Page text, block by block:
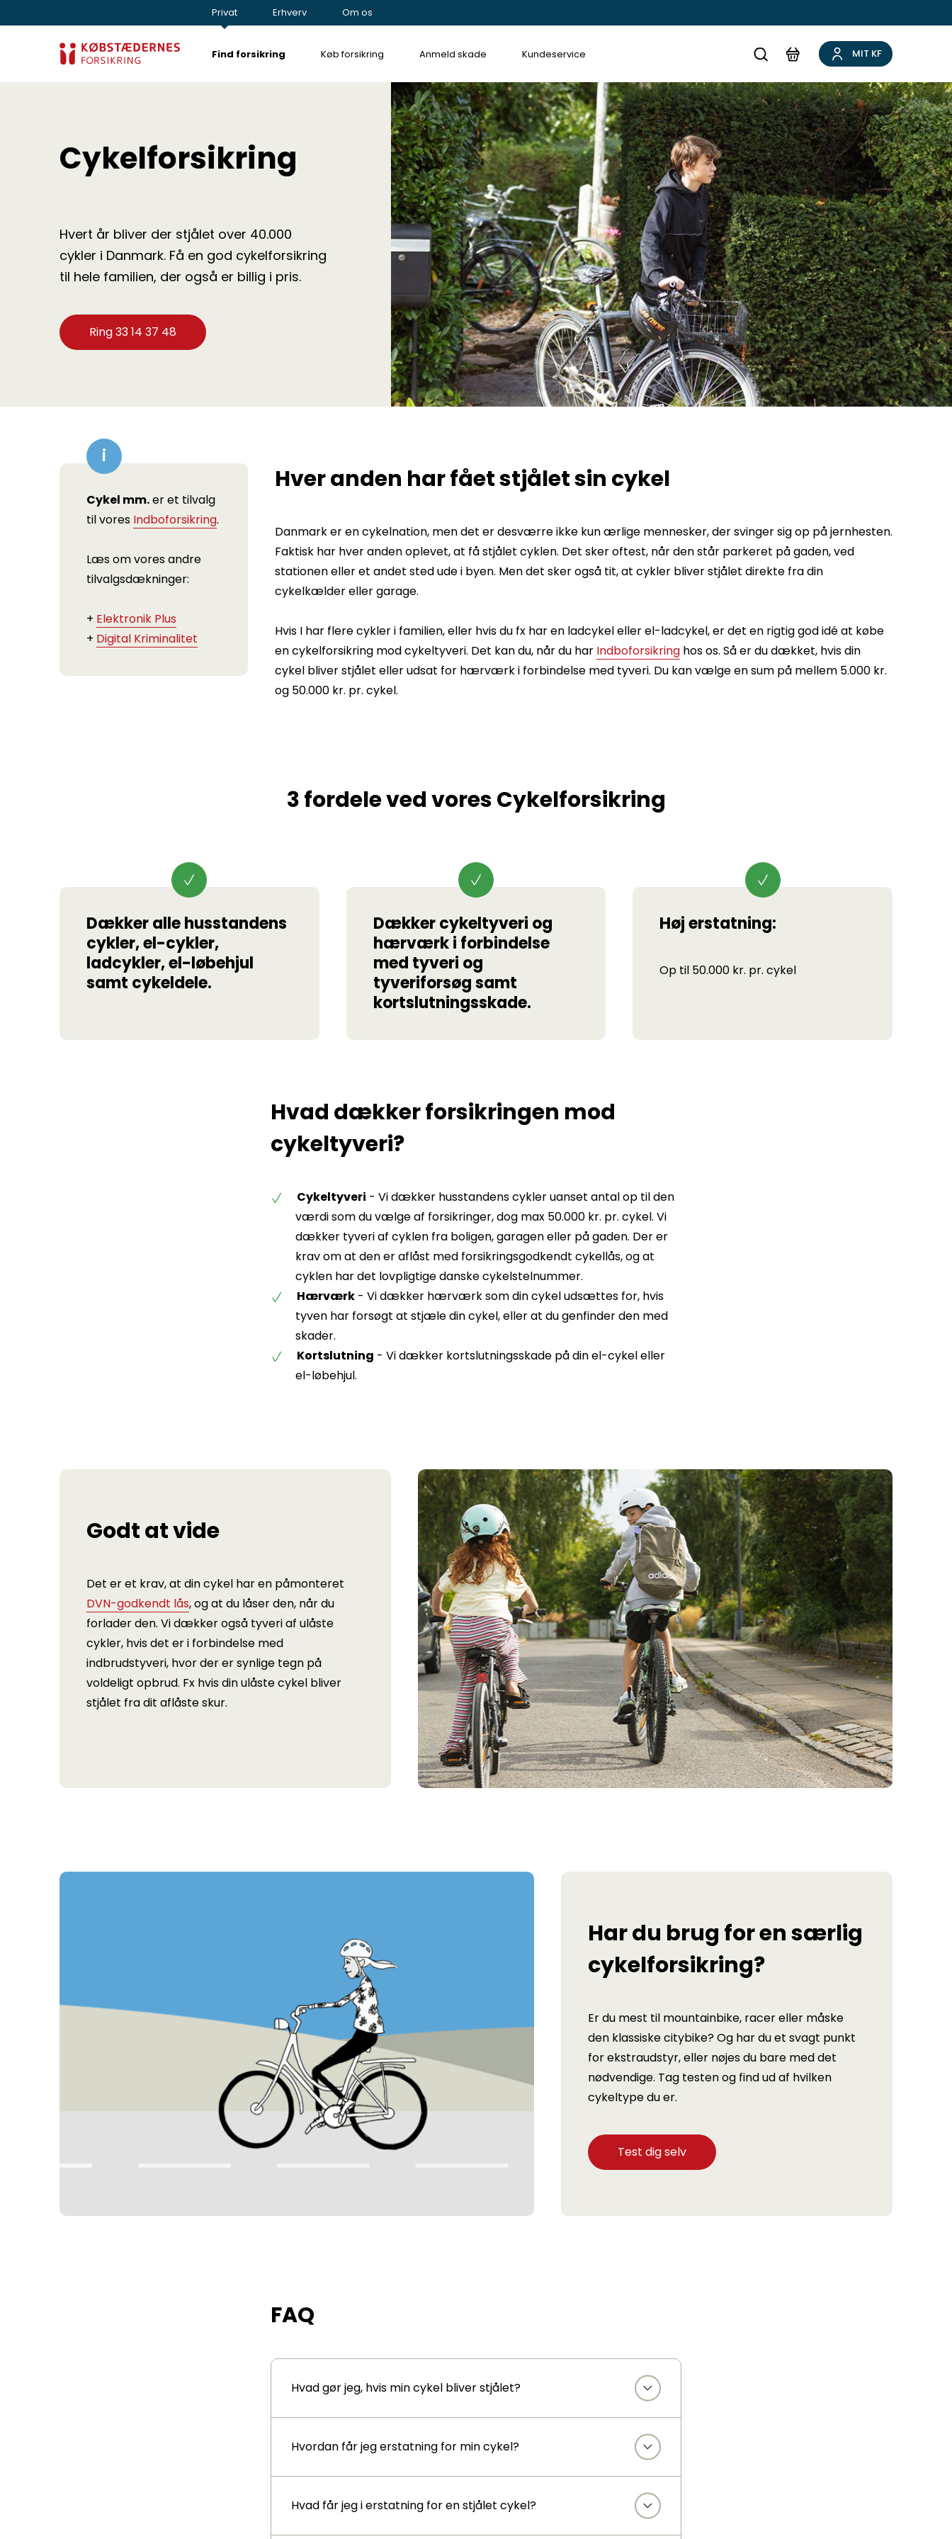
Privat Erhverv Om os
Find forsikring Køb forsikring Anmeld skade Kundeservice MIT KF
Cykelforsikring
Hvert år bliver der stjålet over 40.000
cykler i Danmark. Få en god cykelforsikring
til hele familien, der også er billig i pris.
Ring 33 14 37 48
Cykel mm.er et tilvalg
til vores Indboforsikring.
Læs om vores andre
tilvalgsdækninger:
+ Elektronik Plus
+ Digital Kriminalitet
Hver anden har fået stjålet sin cykel
Danmark er en cykelnation, men det er desværre ikke kun ærlige mennesker, der svinger sig op på jernhesten.
Faktisk har hver anden oplevet, at få stjålet cyklen. Det sker oftest, når den står parkeret på gaden, ved
stationen eller et andet sted ude i byen. Men det sker også tit, at cykler bliver stjålet direkte fra din
cykelkælder eller garage.
Hvis I har flere cykler i familien, eller hvis du fx har en ladcykel eller el-ladcykel, er det en rigtig god idé at købe
en cykelforsikring mod cykeltyveri. Det kan du, når du har Indboforsikringhos os. Så er du dækket, hvis din
cykel bliver stjålet eller udsat for hærværk i forbindelse med tyveri. Du kan vælge en sum på mellem 5.000 kr.
og 50.000 kr. pr. cykel.
3 fordele ved vores Cykelforsikring
Dækker alle husstandens
cykler, el-cykler,
ladcykler, el-løbehjul
samt cykeldele.
Dækker cykeltyveri og
hærværk i forbindelse
med tyveri og
tyveriforsøg samt
kortslutningsskade.
Høj erstatning:
Op til 50.000 kr. pr. cykel
Hvad dækker forsikringen mod
cykeltyveri?
Cykeltyveri - Vi dækker husstandens cykler uanset antal op til den
værdi som du vælge af forsikringer, dog max 50.000 kr. pr. cykel. Vi
dækker tyveri af cyklen fra boligen, garagen eller på gaden. Der er
krav om at den er aflåst med forsikringsgodkendt cykellås, og at
cyklen har det lovpligtige danske cykelstelnummer.
Hærværk - Vi dækker hærværk som din cykel udsættes for, hvis
tyven har forsøgt at stjæle din cykel, eller at du genfinder den med
skader.
Kortslutning - Vi dækker kortslutningsskade på din el-cykel eller
el-løbehjul.
Godt at vide
Det er et krav, at din cykel har en påmonteret
DVN-godkendt lås, og at du låser den, når du
forlader den. Vi dækker også tyveri af ulåste
cykler, hvis det er i forbindelse med
indbrudstyveri, hvor der er synlige tegn på
voldeligt opbrud. Fx hvis din ulåste cykel bliver
stjålet fra dit aflåste skur.
Har du brug for en særlig
cykelforsikring?
Er du mest til mountainbike, racer eller måske
den klassiske citybike? Og har du et svagt punkt
for ekstraudstyr, eller nøjes du bare med det
nødvendige. Tag testen og find ud af hvilken
cykeltype du er.
Test dig selv
FAQ
Hvad gør jeg, hvis min cykel bliver stjålet?
Hvordan får jeg erstatning for min cykel?
Hvad får jeg i erstatning for en stjålet cykel?